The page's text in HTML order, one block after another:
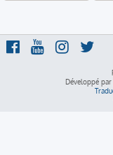
Développé par